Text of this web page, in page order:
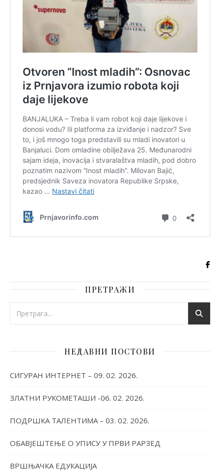
ПРЕТРАЖИ
НЕДАВНИ ПОСТОВИ
СИГУРАН ИНТЕРНЕТ – 09. 02. 2026.
ЗЛАТНИ РУКОМЕТАШИ -06. 02. 2026.
ПОДРШКА ТАЛЕНТИМА – 03. 02. 2026.
ОБАВЈЕШТЕЊЕ О УПИСУ У ПРВИ РАРЗЕД
ВРШЊАЧКА ЕДУКАЦИЈА